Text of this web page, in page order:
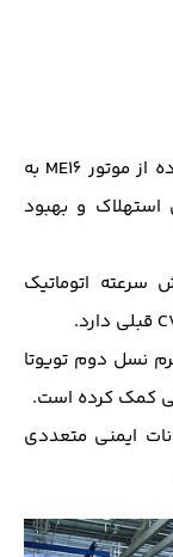
استفاده از موتور ME16 به
استهلاک و بهبود
اتوماتیک
نسل دوم تویوتا
کمک کرده است.
ایمنی متعددی